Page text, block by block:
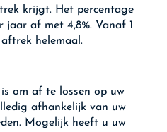
krijgt. Het percentage
af met 4,8%. Vanaf 1
helemaal.
om af te lossen op uw
afhankelijk van uw
Mogelijk heeft u uw